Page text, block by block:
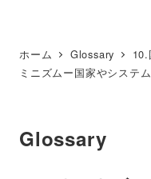
ホーム Glossary
ミニズムー国家やシステ
Glossary